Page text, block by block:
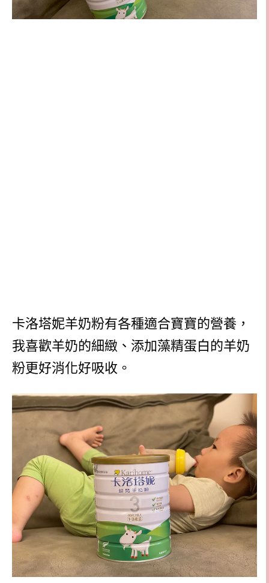
卡洛塔妮羊奶粉有各種適合寶寶的營養，
我喜歡羊奶的細緻、添加藻精蛋白的羊奶
粉更好消化好吸收。